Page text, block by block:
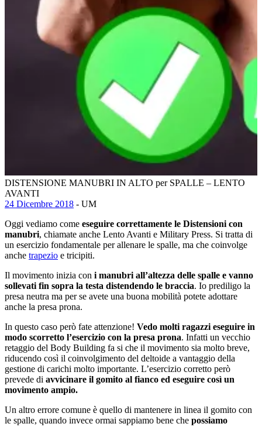
DISTENSIONE MANUBRI IN ALTO per SPALLE – LENTO
AVANTI
24 Dicembre 2018 - UM
Oggi vediamo come eseguire correttamente le Distensioni con
manubri, chiamate anche Lento Avanti e Military Press. Si tratta di
un esercizio fondamentale per allenare le spalle, ma che coinvolge
anche trapezio e tricipiti.
Il movimento inizia con i manubri all’altezza delle spalle e vanno
sollevati fin sopra la testa distendendo le braccia. Io prediligo la
presa neutra ma per se avete una buona mobilità potete adottare
anche la presa prona.
In questo caso però fate attenzione! Vedo molti ragazzi eseguire in
modo scorretto l’esercizio con la presa prona. Infatti un vecchio
retaggio del Body Building fa si che il movimento sia molto breve,
riducendo così il coinvolgimento del deltoide a vantaggio della
gestione di carichi molto importante. L’esercizio corretto però
prevede di avvicinare il gomito al fianco ed eseguire così un
movimento ampio.
Un altro errore comune è quello di mantenere in linea il gomito con
le spalle, quando invece ormai sappiamo bene che possiamo